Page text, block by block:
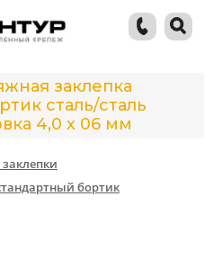
заклепка
сталь/сталь
4,0 х 06 мм
бортик